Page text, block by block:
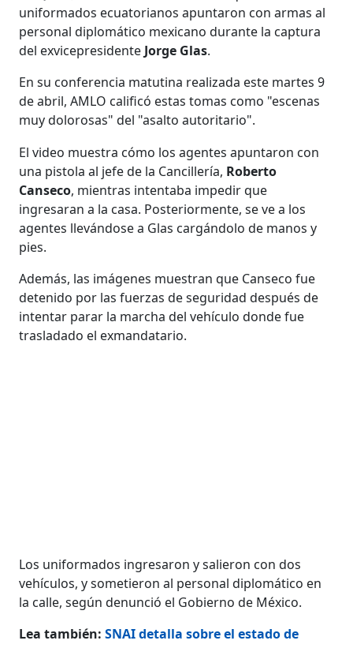
uniformados ecuatorianos apuntaron con armas al
personal diplomático mexicano durante la captura
del exvicepresidente Jorge Glas.
En su conferencia matutina realizada este martes 9
de abril, AMLO calificó estas tomas como "escenas
muy dolorosas" del "asalto autoritario".
El video muestra cómo los agentes apuntaron con
una pistola al jefe de la Cancillería, Roberto
Canseco, mientras intentaba impedir que
ingresaran a la casa. Posteriormente, se ve a los
agentes llevándose a Glas cargándolo de manos y
pies.
Además, las imágenes muestran que Canseco fue
detenido por las fuerzas de seguridad después de
intentar parar la marcha del vehículo donde fue
trasladado el exmandatario.
Los uniformados ingresaron y salieron con dos
vehículos, y sometieron al personal diplomático en
la calle, según denunció el Gobierno de México.
Lea también: SNAI detalla sobre el estado de